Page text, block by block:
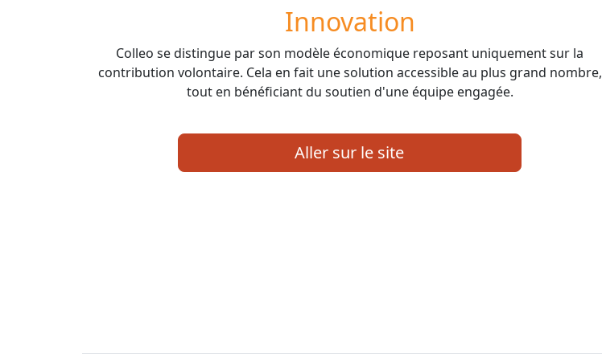
Innovation
Colleo se distingue par son modèle économique reposant uniquement sur la
contribution volontaire. Cela en fait une solution accessible au plus grand nombre,
tout en bénéficiant du soutien d'une équipe engagée.
Aller sur le site